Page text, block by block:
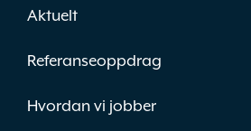
Aktuelt
Referanseoppdrag
Hvordan vi jobber